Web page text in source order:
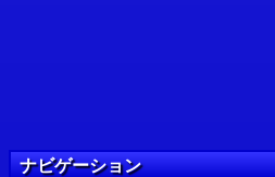
ナビゲーション